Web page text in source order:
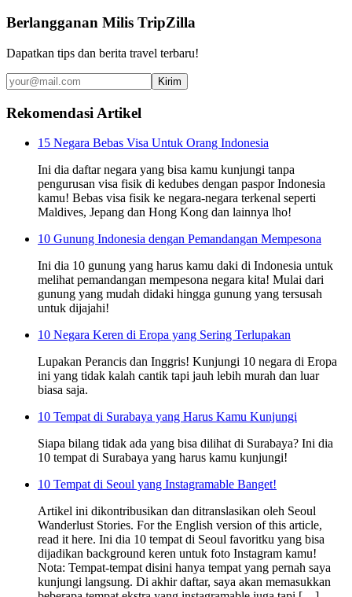
Berlangganan Milis TripZilla
Dapatkan tips dan berita travel terbaru!
Kirim
Rekomendasi Artikel
15 Negara Bebas Visa Untuk Orang Indonesia
Ini dia daftar negara yang bisa kamu kunjungi tanpa
pengurusan visa fisik di kedubes dengan paspor Indonesia
kamu! Bebas visa fisik ke negara-negara terkenal seperti
Maldives, Jepang dan Hong Kong dan lainnya lho!
10 Gunung Indonesia dengan Pemandangan Mempesona
Ini dia 10 gunung yang harus kamu daki di Indonesia untuk
melihat pemandangan mempesona negara kita! Mulai dari
gunung yang mudah didaki hingga gunung yang tersusah
untuk dijajahi!
10 Negara Keren di Eropa yang Sering Terlupakan
Lupakan Perancis dan Inggris! Kunjungi 10 negara di Eropa
ini yang tidak kalah cantik tapi jauh lebih murah dan luar
biasa saja.
10 Tempat di Surabaya yang Harus Kamu Kunjungi
Siapa bilang tidak ada yang bisa dilihat di Surabaya? Ini dia
10 tempat di Surabaya yang harus kamu kunjungi!
10 Tempat di Seoul yang Instagramable Banget!
Artikel ini dikontribusikan dan ditranslasikan oleh Seoul
Wanderlust Stories. For the English version of this article,
read it here. Ini dia 10 tempat di Seoul favoritku yang bisa
dijadikan background keren untuk foto Instagram kamu!
Nota: Tempat-tempat disini hanya tempat yang pernah saya
kunjungi langsung. Di akhir daftar, saya akan memasukkan